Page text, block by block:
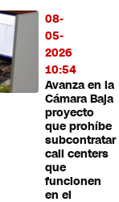
08-
05-
2026
10:54
Avanza en la
Cámara Baja
proyecto
que prohíbe
subcontratar
call centers
que
funcionen
en el